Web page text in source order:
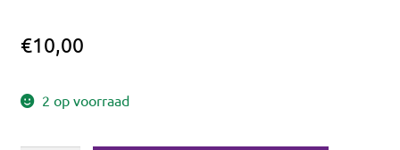
€10,00
2 op voorraad